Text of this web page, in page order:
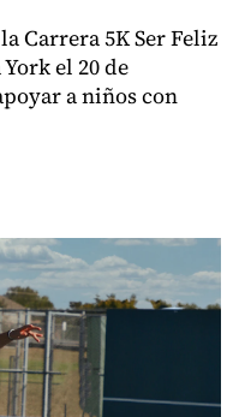
Carrera 5K Ser Feliz
el 20 de
a niños con